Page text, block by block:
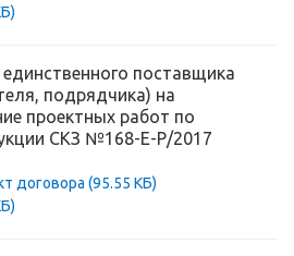
единственного поставщика
подрядчика) на
проектных работ по
СКЗ №168-Е-Р/2017
договора (95.55 КБ)